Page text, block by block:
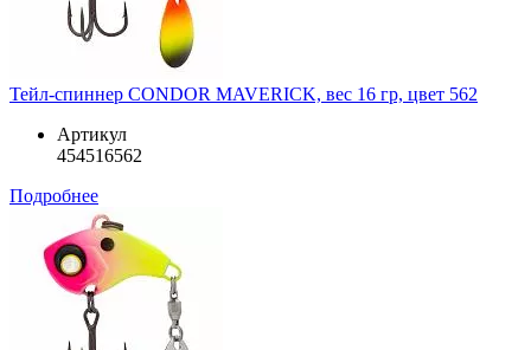
Тейл-спиннер CONDOR MAVERICK, вес 16 гр, цвет 562
Артикул
454516562
Подробнее